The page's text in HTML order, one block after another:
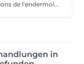
Regardez s'il vous plaît les contre-indications de l'endermologie.
in